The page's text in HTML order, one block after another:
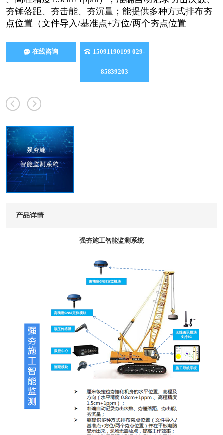
夯锤落距、夯击能、夯沉量；能提供多种方式排布夯
点位置（文件导入/基准点+方位/两个夯点位置
在线咨询 15091190199 029-
85839203
产品详情
强夯施工智能监测系统